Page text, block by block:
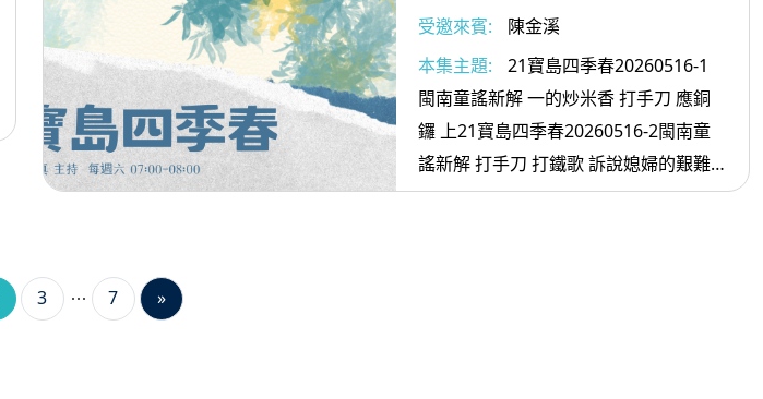
受邀來賓:
陳金溪
本集主題:
21寶島四季春20260516-1
閩南童謠新解 一的炒米香 打手刀 應銅
鑼 上21寶島四季春20260516-2閩南童
謠新解 打手刀 打鐵歌 訴說媳婦的艱難
(2)
3 7 »